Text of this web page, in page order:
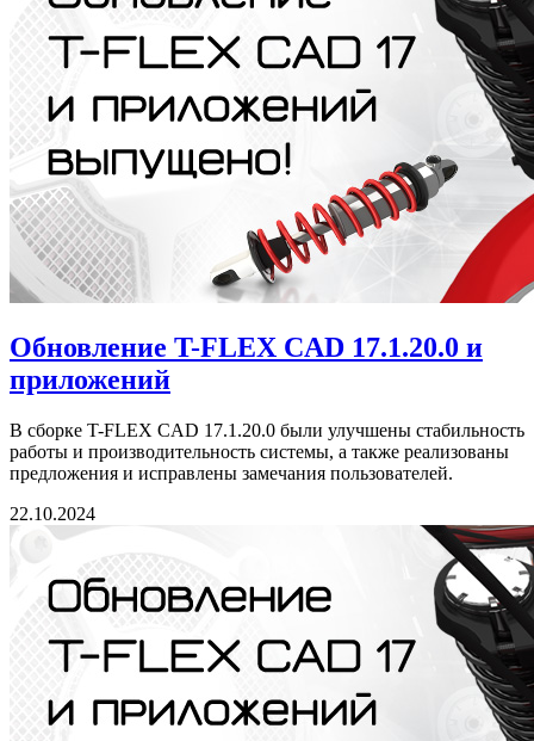
Обновление T-FLEX CAD 17.1.20.0 и
приложений
В сборке T-FLEX CAD 17.1.20.0 были улучшены стабильность
работы и производительность системы, а также реализованы
предложения и исправлены замечания пользователей.
22.10.2024